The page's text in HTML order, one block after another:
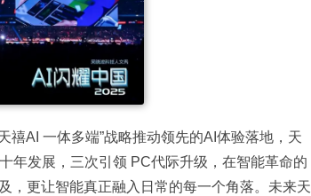
禧AI 一体多端”战略推动领先的AI体验落地，天
年发展，三次引领 PC代际升级，在智能革命的
，更让智能真正融入日常的每一个角落。未来天